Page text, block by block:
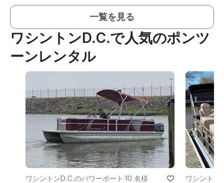
一覧を見る
ワシントンD.C.で人気のポンツ
ーンレンタル
ワシントンD.C.のパワーボート ·10 名様 ワシントン